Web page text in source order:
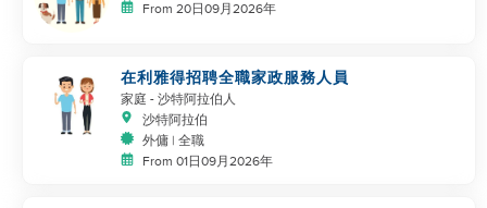
From 20日09月2026年
在利雅得招聘全職家政服務人員
家庭 - 沙特阿拉伯人
沙特阿拉伯
外傭 | 全職
From 01日09月2026年